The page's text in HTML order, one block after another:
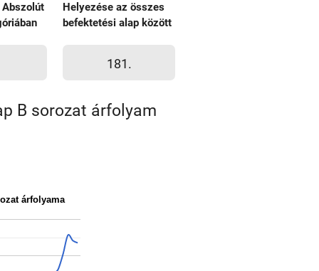
Helyezése az összes
befektetési alap között
181.
B sorozat árfolyam
árfolyama